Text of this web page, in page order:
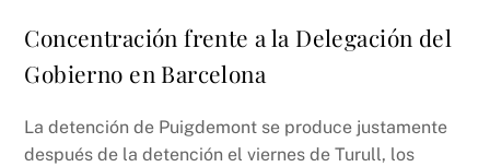
Concentración frente a la Delegación del
Gobierno en Barcelona
La detención de Puigdemont se produce justamente
después de la detención el viernes de Turull, los